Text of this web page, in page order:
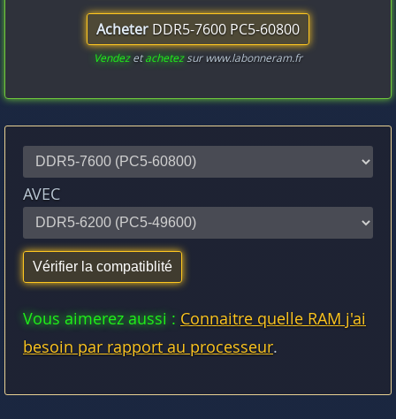
Acheter DDR5-7600 PC5-60800
Vendezetachetezsur www.labonneram.fr
AVEC
Vous aimerez aussi : Connaitre quelle RAM j'ai
besoin par rapport au processeur.